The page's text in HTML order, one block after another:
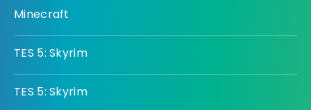
Minecraft
TES 5: Skyrim
TES 5: Skyrim